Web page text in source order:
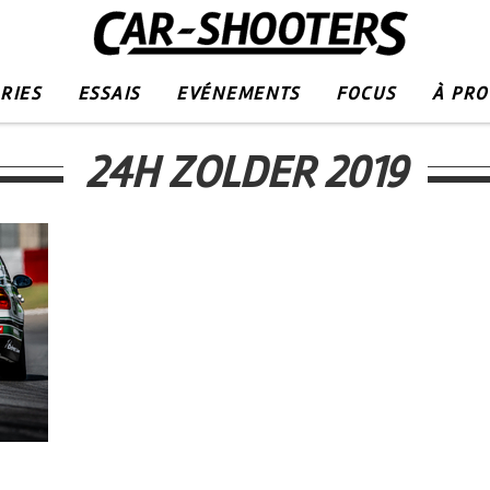
ESSAIS EVÉNEMENTS FOCUS À
24H ZOLDER 2019